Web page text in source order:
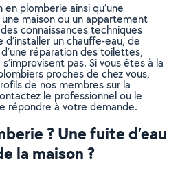
plomberie ainsi qu’une
maison ou un appartement
connaissances techniques
d’installer un chauffe-eau, de
réparation des toilettes,
pas. Si vous êtes à la
proches de chez vous,
de nos membres sur la
le professionnel ou le
répondre à votre demande.
? Une fuite d’eau
la maison ?